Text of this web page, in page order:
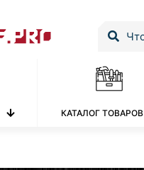
КАТАЛОГ ТОВАРОВ